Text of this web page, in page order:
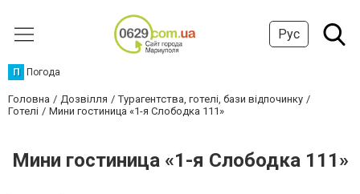
Рус
П Погода
Головна Дозвілля
Турагентства, готелі, бази відпочинку
Готелі
Мини гостиница «1-я Слободка 111»
Мини гостиница «1-я Слободка 111»